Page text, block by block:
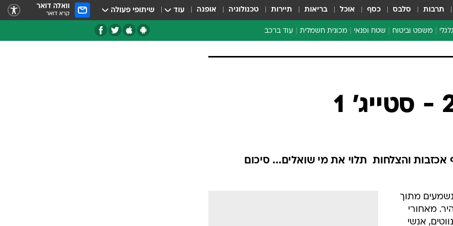
תרבות סלבס כסף אוכל בריאות תיירות טכנולוגיה אופנה עוד שיתופי פעולה וואלה דואר
קרא דואר
משפט וביטוח שטח ופנאי מכונית חשמלית עוד ברכב
משומשות
והצלחות  תלוי את מי שואלים... סיכום
מתוך
מאחורי
אנשי